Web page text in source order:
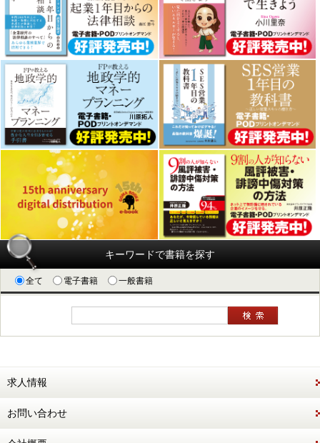
キーワードで書籍を探す
全て 電子書籍 一般書籍
求人情報
お問い合わせ